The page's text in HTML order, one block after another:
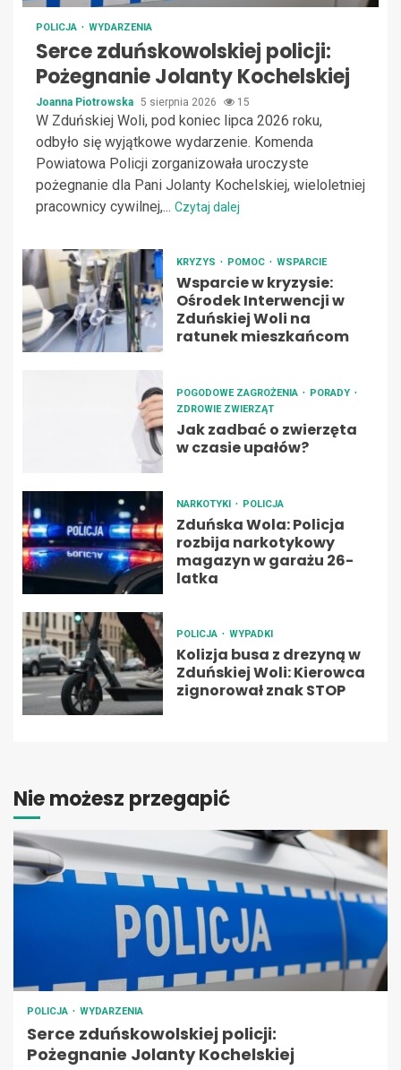
POLICJA WYDARZENIA
Serce zduńskowolskiej policji:
Pożegnanie Jolanty Kochelskiej
Joanna Piotrowska 5 sierpnia 2026 15
W Zduńskiej Woli, pod koniec lipca 2026 roku,
odbyło się wyjątkowe wydarzenie. Komenda
Powiatowa Policji zorganizowała uroczyste
pożegnanie dla Pani Jolanty Kochelskiej, wieloletniej
pracownicy cywilnej,... Czytaj dalej
KRYZYS POMOC WSPARCIE
Wsparcie w kryzysie:
Ośrodek Interwencji w
Zduńskiej Woli na
ratunek mieszkańcom
POGODOWE ZAGROŻENIA
PORADY
ZDROWIE ZWIERZĄT
Jak zadbać o zwierzęta
w czasie upałów?
NARKOTYKI POLICJA
Zduńska Wola: Policja
rozbija narkotykowy
magazyn w garażu 26-
latka
POLICJA WYPADKI
Kolizja busa z drezyną w
Zduńskiej Woli: Kierowca
zignorował znak STOP
Nie możesz przegapić
POLICJA WYDARZENIA
Serce zduńskowolskiej policji:
Pożegnanie Jolanty Kochelskiej